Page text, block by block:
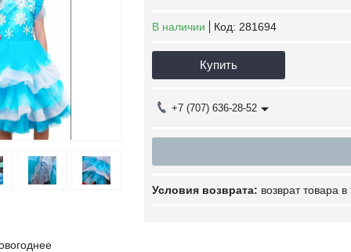
В наличии Код: 281694
Купить
+7 (707) 636-28-52
возврат товара